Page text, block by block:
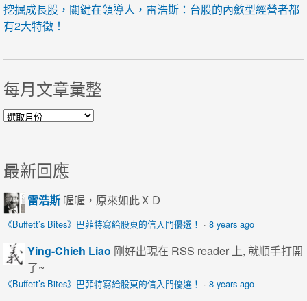
挖掘成長股，關鍵在領導人，雷浩斯：台股的內斂型經營者都
有2大特徵！
每月文章彙整
每月文章彙整
最新回應
雷浩斯 喔喔，原來如此ＸＤ
《Buffett’s Bites》巴菲特寫給股東的信入門優選！ · 8 years ago
Ying-Chieh Liao 剛好出現在 RSS reader 上, 就順手打開
了~
《Buffett’s Bites》巴菲特寫給股東的信入門優選！ · 8 years ago